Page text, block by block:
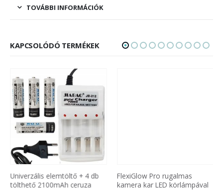
TOVÁBBI INFORMÁCIÓK
KAPCSOLÓDÓ TERMÉKEK
Univerzális elemtöltő + 4 db
tölthető 2100mAh ceruza
FlexiGlow Pro rugalmas
kamera kar LED körlámpával